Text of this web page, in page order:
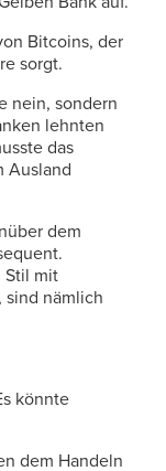
Bitcoins, der
sorgt.
nein, sondern
lehnten
das
Ausland
dem
Stil mit
sind nämlich
könnte
dem Handeln